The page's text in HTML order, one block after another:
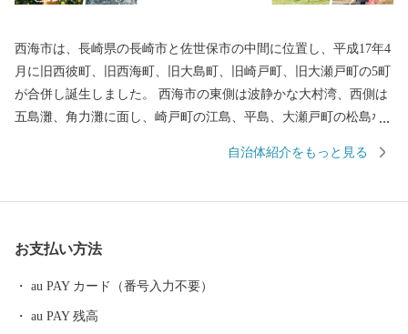
西海市は、長崎県の長崎市と佐世保市の中間に位置し、平成17年4
月に旧西彼町、旧西海町、旧大島町、旧崎戸町、旧大瀬戸町の5町
が合併し誕生しました。 西海市の東側は波静かな大村湾、西側は
五島灘、角力灘に面し、崎戸町の江島、平島、大瀬戸町の松島な
園、西彼杵半島県立公園の３つの自然公園の指定区域があり、美
キ」など、四季折々の旬の食材に恵まれています。甘くとろける
自治体紹介をもっと見る
お支払い方法
au PAY カード（番号入力不要）
au PAY 残高